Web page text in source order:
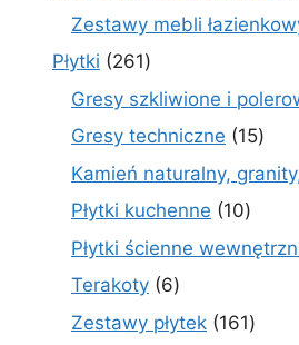
Zestawy mebli
Płytki 261261
produktów
Gresy szkliwione i
Gresy techniczne 1515
Kamień naturalny,
Płytki kuchenne 1010
Płytki ścienne
Terakoty 66
produktów
Zestawy płytek 161161